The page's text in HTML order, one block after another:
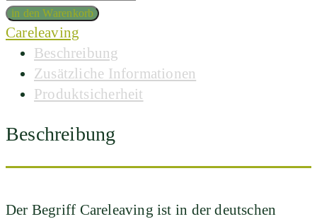
in den Warenkorb
Tag:
Careleaving
Beschreibung
Zusätzliche Informationen
Produktsicherheit
Beschreibung
Der Begriff Careleaving ist in der deutschen